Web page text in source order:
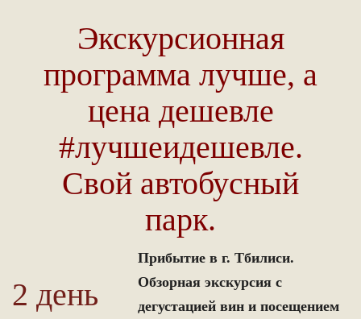
Экскурсионная
программа лучше, а
цена дешевле
#лучшеидешевле.
Свой автобусный
парк.
2 день
Прибытие в г. Тбилиси.
Обзорная экскурсия с
дегустацией вин и посещением